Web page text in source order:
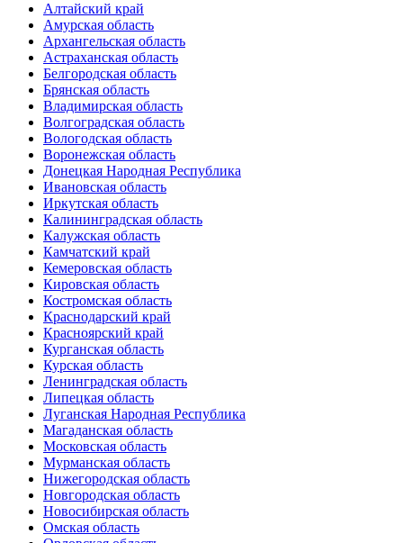
Алтайский край
Амурская область
Архангельская область
Астраханская область
Белгородская область
Брянская область
Владимирская область
Волгоградская область
Вологодская область
Воронежская область
Донецкая Народная Республика
Ивановская область
Иркутская область
Калининградская область
Калужская область
Камчатский край
Кемеровская область
Кировская область
Костромская область
Краснодарский край
Красноярский край
Курганская область
Курская область
Ленинградская область
Липецкая область
Луганская Народная Республика
Магаданская область
Московская область
Мурманская область
Нижегородская область
Новгородская область
Новосибирская область
Омская область